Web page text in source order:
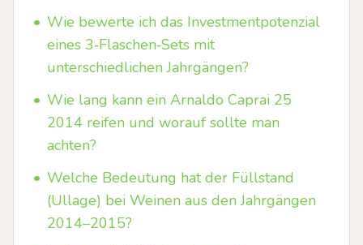
• Wie bewerte ich das Investmentpotenzial
eines 3‑Flaschen‑Sets mit
unterschiedlichen Jahrgängen?
• Wie lang kann ein Arnaldo Caprai 25
2014 reifen und worauf sollte man
achten?
• Welche Bedeutung hat der Füllstand
(Ullage) bei Weinen aus den Jahrgängen
2014–2015?